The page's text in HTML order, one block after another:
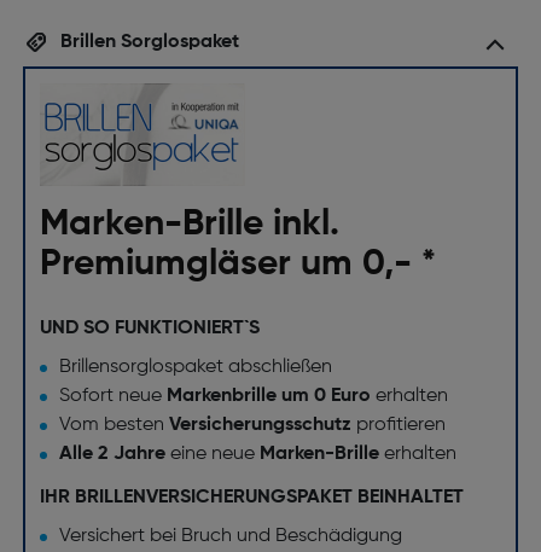
Brillen Sorglospaket
Marken-Brille inkl.
Premiumgläser um 0,- *
UND SO FUNKTIONIERT`S
Brillensorglospaket abschließen
Sofort neue Markenbrille um 0 Euro erhalten
Vom besten Versicherungsschutz profitieren
Alle 2 Jahreeine neue Marken-Brille erhalten
IHR BRILLENVERSICHERUNGSPAKET BEINHALTET
Versichert bei Bruch und Beschädigung